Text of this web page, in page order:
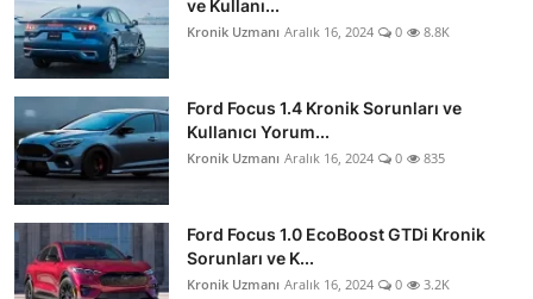
ve Kullanı...
Kronik Uzmanı Aralık 16, 2024 0 8.8K
Ford Focus 1.4 Kronik Sorunları ve
Kullanıcı Yorum...
Kronik Uzmanı Aralık 16, 2024 0 835
Ford Focus 1.0 EcoBoost GTDi Kronik
Sorunları ve K...
Kronik Uzmanı Aralık 16, 2024 0 3.2K